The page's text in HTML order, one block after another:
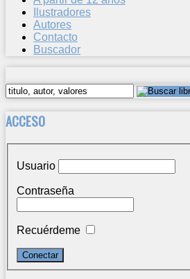
Ilustradores
Autores
Contacto
Buscador
ACCESO
Usuario
Contraseña
Recuérdeme